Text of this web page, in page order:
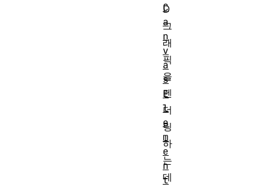
D
그
래
픽
을
렌
더
링
하
는
데
C
a
n
v
a
s
E
l
e
m
e
n
t